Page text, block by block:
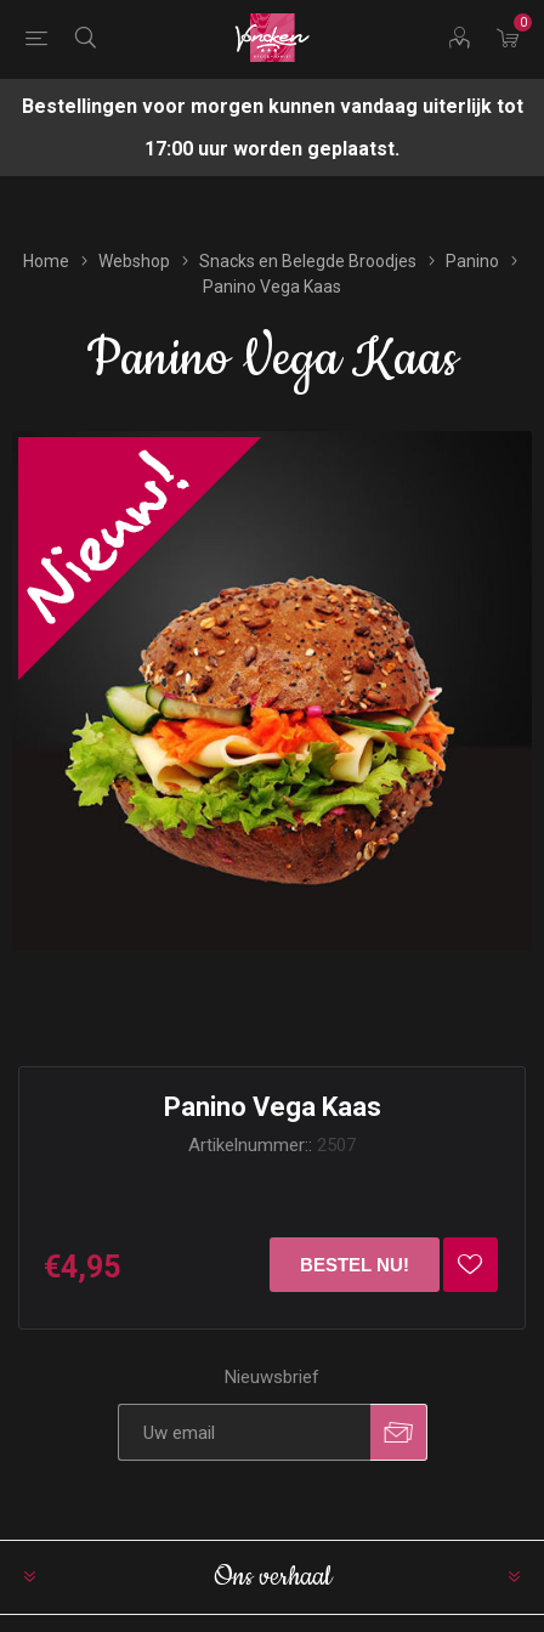
0
Bestellingen voor morgen kunnen vandaag uiterlijk tot
17:00 uur worden geplaatst.
Home Webshop Snacks en Belegde Broodjes
Panino
Panino Vega Kaas
Panino Vega Kaas
Panino Vega Kaas
Artikelnummer:: 2507
€4,95
Nieuwsbrief
Ons verhaal